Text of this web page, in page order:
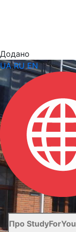
Додано
UA RU EN
Про StudyForYou